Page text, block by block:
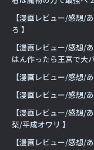
【漫画レビュー/感想/
ろ 】
【漫画レビュー/感想/
はん作ったら王宮で大
【漫画レビュー/感想/
【漫画レビュー/感想/
【漫画レビュー/感想/
梨/平成オワリ 】
【漫画レビュー/感想/